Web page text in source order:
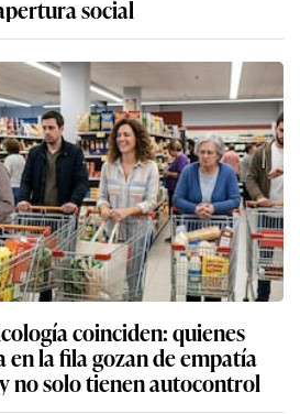
social
coinciden: quienes
la fila gozan de empatía
no solo tienen autocontrol